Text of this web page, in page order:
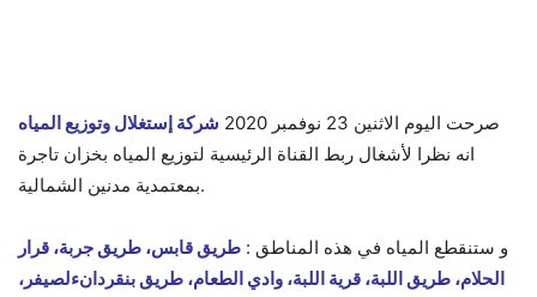
صرحت اليوم الاثنين 23 نوفمبر 2020
شركة إستغلال وتوزيع المياه
انه نظرا لأشغال ربط القناة الرئيسية لتوزيع المياه بخزان تاجرة
بمعتمدية مدنين الشمالية.
و ستنقطع المياه في هذه المناطق : طريق قابس، طريق جربة، قرار
الحلام، طريق اللبة، قرية اللبة، وادي الطعام، طريق بنقردانءلصيفر،